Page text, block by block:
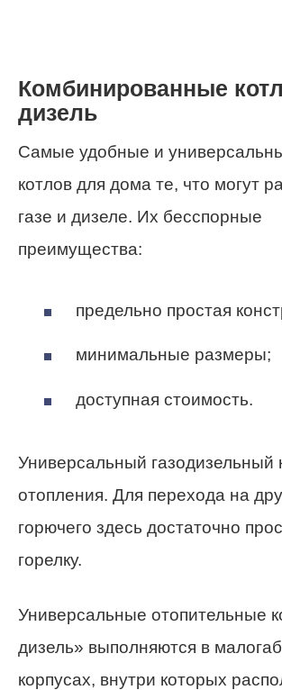
Комбинированные
дизель
Самые удобные и
котлов для дома те, что могут
газе и дизеле. Их бесспорные
преимущества:
предельно простая
минимальные размеры;
доступная стоимость.
Универсальный газодизельный
отопления. Для перехода на
горючего здесь достаточно
горелку.
Универсальные отопительные
дизель» выполняются в
корпусах, внутри которых